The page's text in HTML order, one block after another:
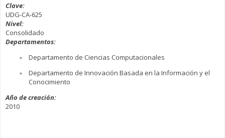
Clave:
UDG-CA-625
Nivel:
Consolidado
Departamentos:
Departamento de Ciencias Computacionales
Departamento de Innovación Basada en la Información y el
Conocimiento
Año de creación:
2010